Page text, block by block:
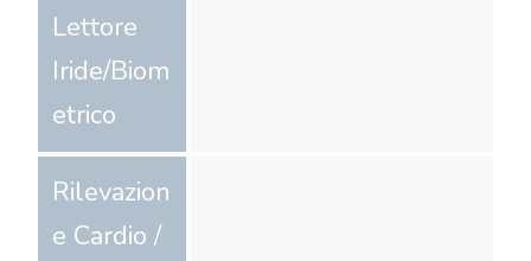
Lettore
Iride/Biom
etrico
Rilevazion
e Cardio /